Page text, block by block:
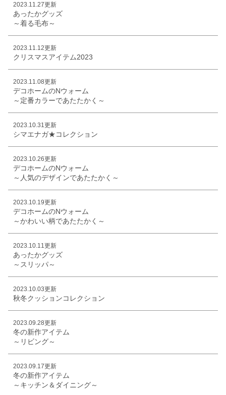
2023.11.27更新
あったかグッズ
～着る毛布～
2023.11.12更新
クリスマスアイテム2023
2023.11.08更新
デコホームのNウォーム
～定番カラーであたたかく～
2023.10.31更新
シマエナガ★コレクション
2023.10.26更新
デコホームのNウォーム
～人気のデザインであたたかく～
2023.10.19更新
デコホームのNウォーム
～かわいい柄であたたかく～
2023.10.11更新
あったかグッズ
～スリッパ～
2023.10.03更新
秋冬クッションコレクション
2023.09.28更新
冬の新作アイテム
～リビング～
2023.09.17更新
冬の新作アイテム
～キッチン＆ダイニング～